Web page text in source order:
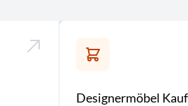
Designermöbel